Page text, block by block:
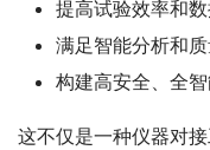
提高试验效率和数
满足智能分析和
构建高安全、全
这不仅是一种仪器对